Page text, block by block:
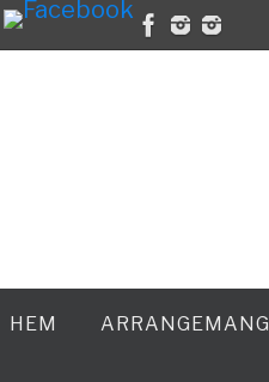
Hoppa
tillHEM ARRANGEMANG